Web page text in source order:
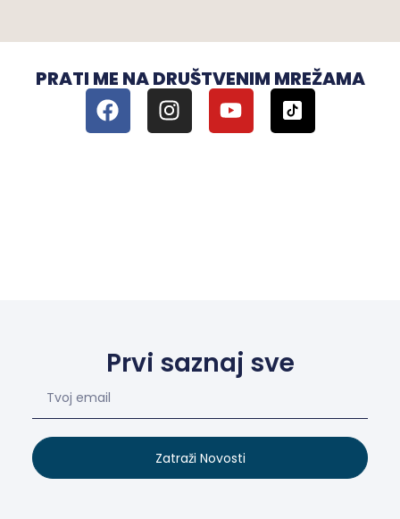
PRATI ME NA DRUŠTVENIM MREŽAMA
Prvi saznaj sve
Zatraži Novosti